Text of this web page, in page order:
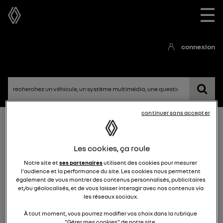
☰
connexion
Questions/Réponses
openR link
Les cookies, ça roule
Notre site etses partenairesutilisent des cookies pour mesurer
l'audience et la performance du site. Les cookies nous permettent
également de vous montrer des contenus personnalisés, publicitaires
et/ou géolocalisés, et de vous laisser interagir avec nos contenus via
les réseaux sociaux.
À tout moment, vous pourrez modifier vos choix dans la rubrique
continuer sans accepter